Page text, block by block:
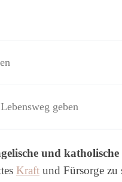
geben
und
Kraft und Fürsorge zu